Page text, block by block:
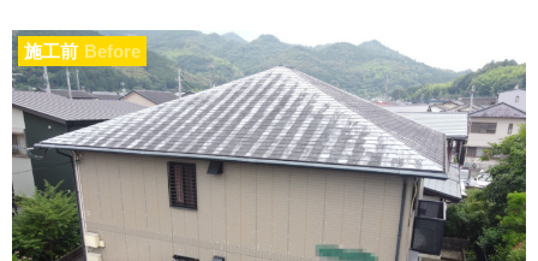
施工前 Before